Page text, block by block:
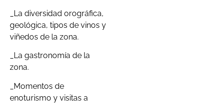
_La diversidad orográfica,
geológica, tipos de vinos y
viñedos de la zona.
_La gastronomía de la
zona.
_Momentos de
enoturismo y visitas a